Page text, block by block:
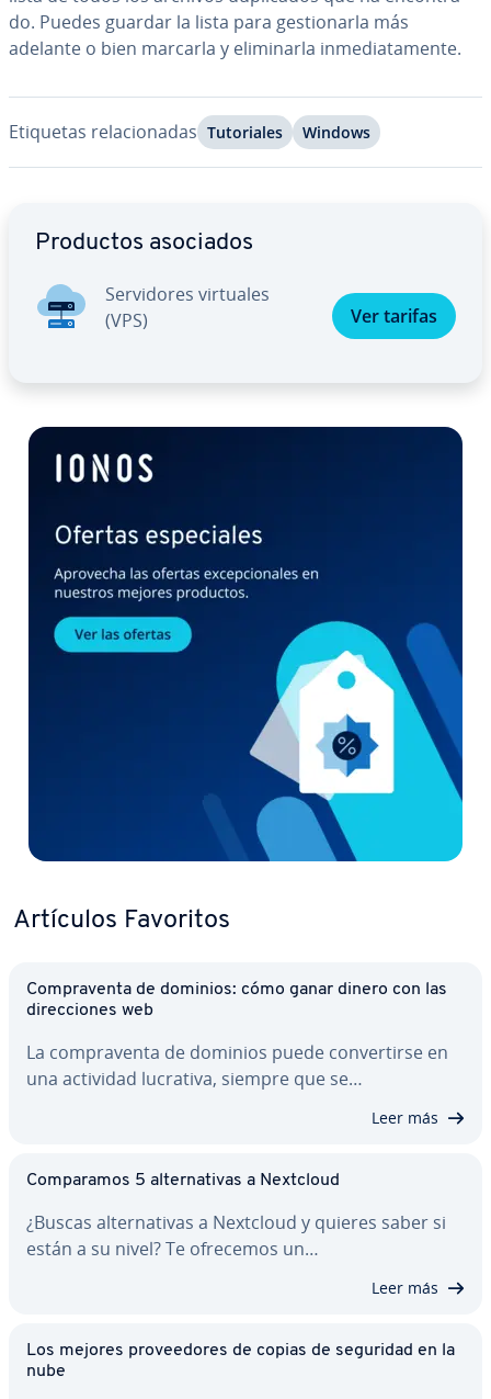
do. Puedes guardar la lista para ge­s­tio­nar­la más
adelante o bien marcarla y eli­mi­nar­la in­me­dia­ta­me­n­te.
Etiquetas re­la­cio­na­das Tu­to­ria­les Windows
Productos asociados
Se­r­vi­do­res virtuales
(VPS)
Ver tarifas
Artículos Favoritos
Co­m­pra­ve­n­ta de dominios: cómo ganar dinero con las
di­re­c­cio­nes web
La co­m­pra­ve­n­ta de dominios puede co­n­ve­r­ti­r­se en
una actividad lucrativa, siempre que se…
Leer más
Co­m­pa­ra­mos 5 al­te­r­na­ti­vas a Nextcloud
¿Buscas al­te­r­na­ti­vas a Nextcloud y quieres saber si
están a su nivel? Te ofrecemos un…
Leer más
Los mejores pro­vee­do­res de copias de seguridad en la
nube